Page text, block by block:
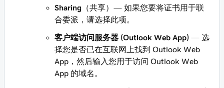
Sharing （共享）— 如果您要将证书用于联
合委派，请选择此项。
客户端访问服务器 (Outlook Web App) — 选
择您是否已在互联网上找到 Outlook Web
App，然后输入您用于访问 Outlook Web
App 的域名。